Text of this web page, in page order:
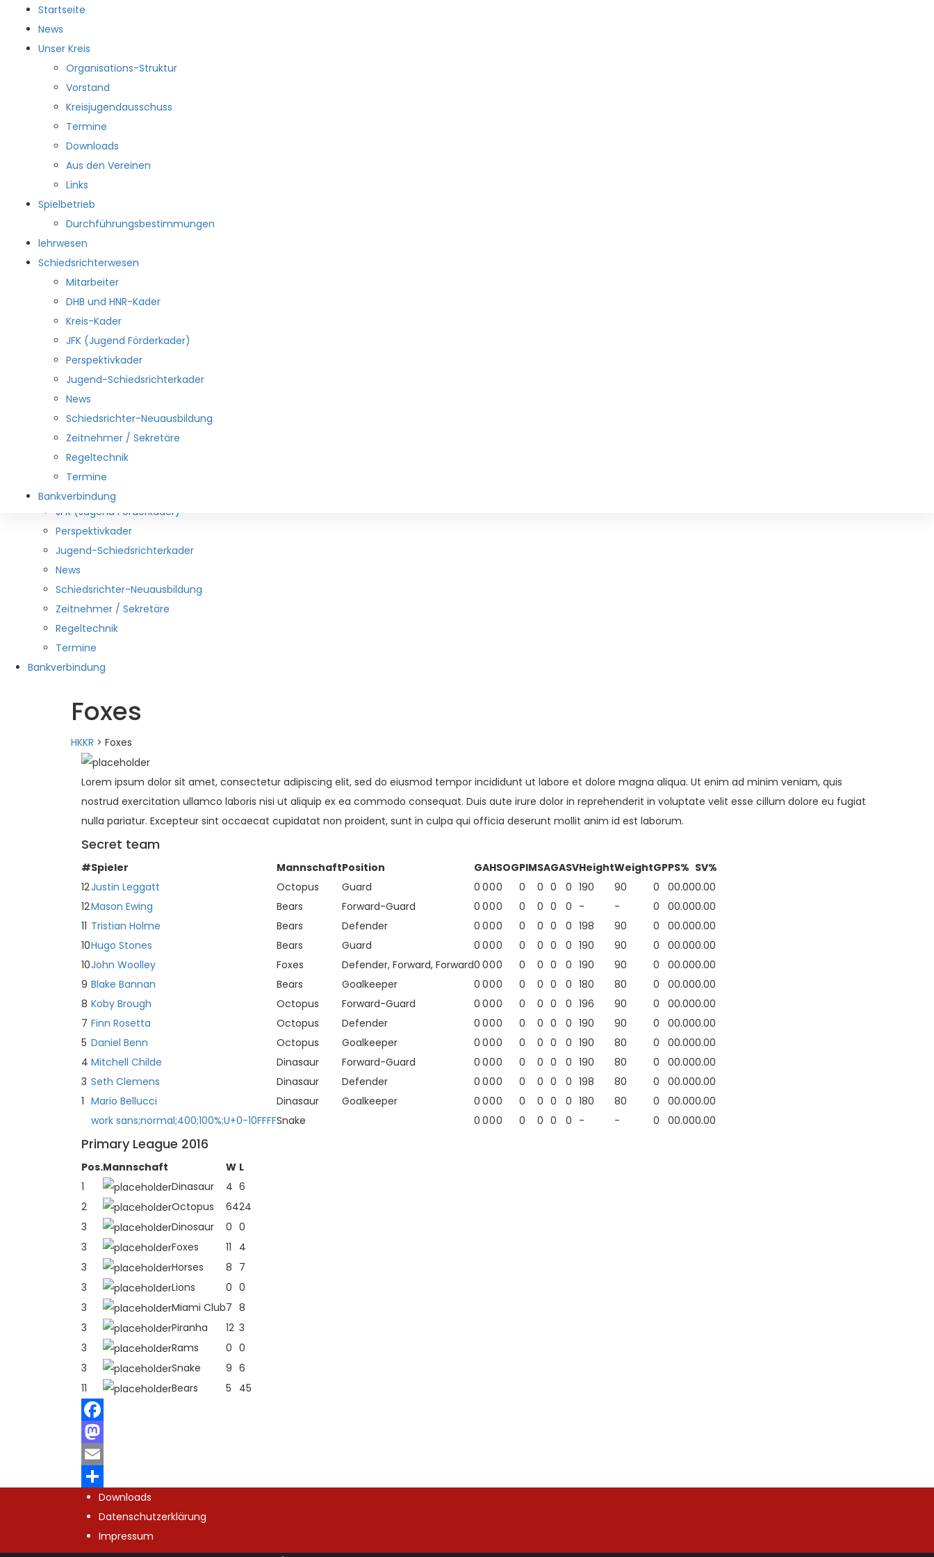
Startseite
News
Unser Kreis
Organisations-Struktur
Vorstand
Kreisjugendausschuss
Termine
Downloads
Aus den Vereinen
Links
Spielbetrieb
Durchführungsbestimmungen
lehrwesen
Schiedsrichterwesen
Mitarbeiter
DHB und HNR-Kader
Kreis-Kader
JFK (Jugend Förderkader)
Perspektivkader
Jugend-Schiedsrichterkader
News
Schiedsrichter-Neuausbildung
Zeitnehmer / Sekretäre
Regeltechnik
Termine
Bankverbindung
HKKR
Startseite
News
Unser Kreis
Organisations-Struktur
Vorstand
Kreisjugendausschuss
Termine
Downloads
Aus den Vereinen
Links
Spielbetrieb
Durchführungsbestimmungen
lehrwesen
Schiedsrichterwesen
Mitarbeiter
DHB und HNR-Kader
Kreis-Kader
JFK (Jugend Förderkader)
Perspektivkader
Jugend-Schiedsrichterkader
News
Schiedsrichter-Neuausbildung
Zeitnehmer / Sekretäre
Regeltechnik
Termine
Bankverbindung
Foxes
HKKR > Foxes
Lorem ipsum dolor sit amet, consectetur adipiscing elit, sed do eiusmod tempor incididunt ut labore et dolore magna aliqua. Ut enim ad minim veniam, quis
nostrud exercitation ullamco laboris nisi ut aliquip ex ea commodo consequat. Duis aute irure dolor in reprehenderit in voluptate velit esse cillum dolore eu fugiat
nulla pariatur. Excepteur sint occaecat cupidatat non proident, sunt in culpa qui officia deserunt mollit anim id est laborum.
Secret team
#Spieler MannschaftPosition GAHSOGPIMSAGASVHeightWeightGPPS% SV%
12Justin Leggatt Octopus Guard 0 000 0 0 0 0 190 90 0 00.000.00
12Mason Ewing Bears Forward-Guard 0 000 0 0 0 0 - - 0 00.000.00
11 Tristian Holme Bears Defender 0 000 0 0 0 0 198 90 0 00.000.00
10Hugo Stones Bears Guard 0 000 0 0 0 0 190 90 0 00.000.00
10John Woolley Foxes Defender, Forward, Forward0 000 0 0 0 0 190 90 0 00.000.00
9 Blake Bannan Bears Goalkeeper 0 000 0 0 0 0 180 80 0 00.000.00
8 Koby Brough Octopus Forward-Guard 0 000 0 0 0 0 196 90 0 00.000.00
7 Finn Rosetta Octopus Defender 0 000 0 0 0 0 190 90 0 00.000.00
5 Daniel Benn Octopus Goalkeeper 0 000 0 0 0 0 190 80 0 00.000.00
4 Mitchell Childe Dinasaur Forward-Guard 0 000 0 0 0 0 190 80 0 00.000.00
3 Seth Clemens Dinasaur Defender 0 000 0 0 0 0 198 80 0 00.000.00
1 Mario Bellucci Dinasaur Goalkeeper 0 000 0 0 0 0 180 80 0 00.000.00
work sans;normal;400;100%;U+0-10FFFFSnake 0 000 0 0 0 0 - - 0 00.000.00
Primary League 2016
Pos.Mannschaft W L
1
Dinasaur 4 6
2
Octopus 6424
3
Dinosaur 0 0
3
Foxes 11
4
3
Horses 8 7
3
Lions 0 0
3
Miami Club7 8
3
Piranha 12 3
3
Rams 0 0
3
Snake 9 6
11
Bears 5 45
Facebook
Mastodon
Email
TeilenDownloads
Datenschutzerklärung
Impressum